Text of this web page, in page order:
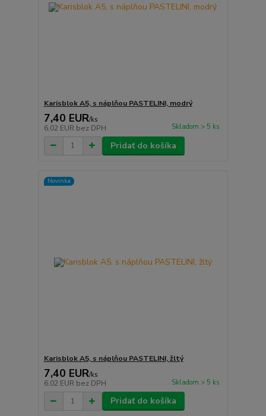
Karisblok A5, s náplňou PASTELINI, modrý
7,40 EUR/ks
6,02 EUR bez DPH Skladom > 5 ks
Pridať do košíka
Novinka
Karisblok A5, s náplňou PASTELINI, žltý
7,40 EUR/ks
6,02 EUR bez DPH Skladom > 5 ks
Pridať do košíka